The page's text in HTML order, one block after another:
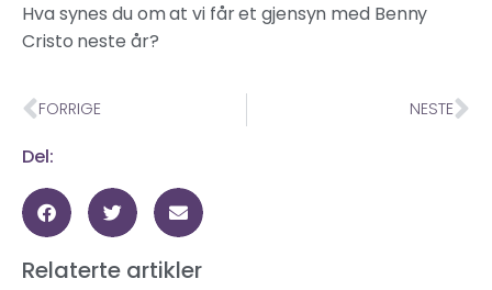
Hva synes du om at vi får et gjensyn med Benny
Cristo neste år?
FORRIGE NESTE
Del:
Relaterte artikler